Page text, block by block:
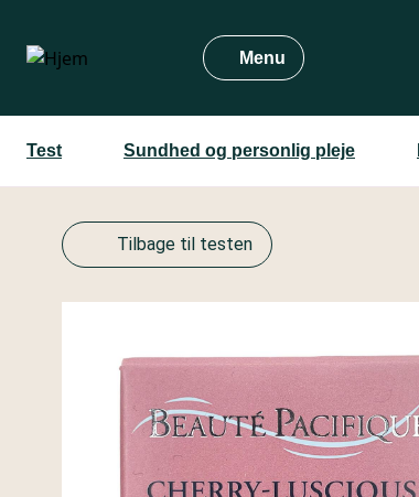
hovedindhold
Menu
Test Sundhed og personlig pleje
Tilbage til testen